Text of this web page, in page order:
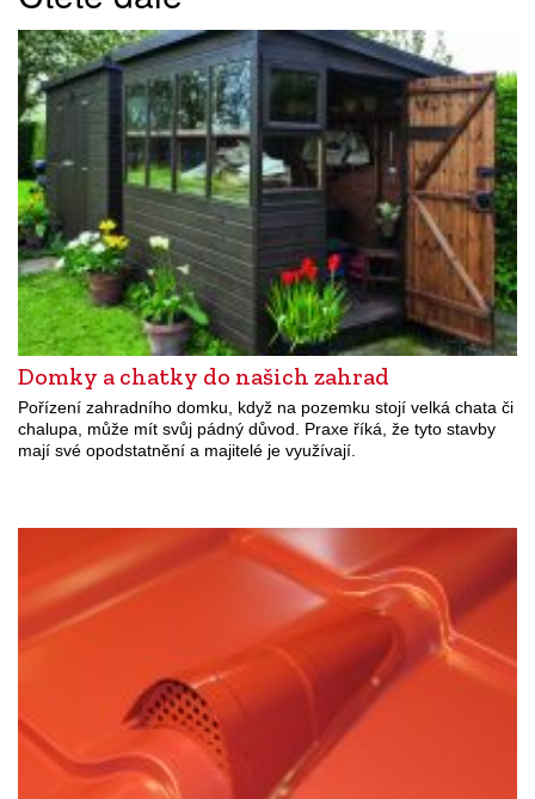
Domky a chatky do našich zahrad
Pořízení zahradního domku, když na pozemku stojí velká chata či
chalupa, může mít svůj pádný důvod. Praxe říká, že tyto stavby
mají své opodstatnění a majitelé je využívají.